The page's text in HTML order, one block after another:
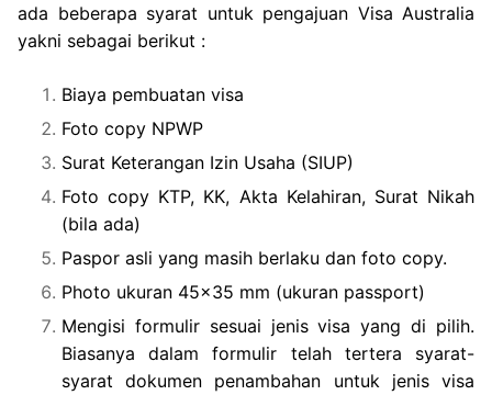
ada beberapa syarat untuk pengajuan Visa Australia
yakni sebagai berikut :
Biaya pembuatan visa
Foto copy NPWP
Surat Keterangan Izin Usaha (SIUP)
Foto copy KTP, KK, Akta Kelahiran, Surat Nikah
(bila ada)
Paspor asli yang masih berlaku dan foto copy.
Photo ukuran 45×35 mm (ukuran passport)
Mengisi formulir sesuai jenis visa yang di pilih.
Biasanya dalam formulir telah tertera syarat-
syarat dokumen penambahan untuk jenis visa